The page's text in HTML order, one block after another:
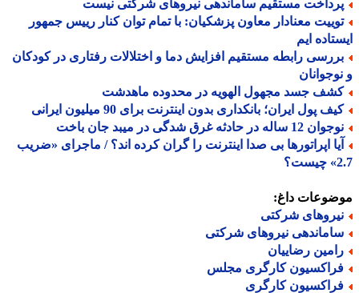
مستقیم ساماندهی نیروهای شرکتی نیست
معنادار معاون پزشکیان: با تمام توان کنار رییس جمهور
ایم
رابطه مستقیم افزایش دما و اختلالات رفتاری در کودکان
جسد مجهول الهویه در محدوده ماهدشت
پول ایران؛ بانکداری بدون اینترنت برای 90 میلیون ایرانی
ساله در حادثه غرق شدگی در میبد جان باخت
اپراتورها بی صدا اینترنت را گران کرده اند؟ / ماجرای «ضریب
داغ:
شرکتی
نیروهای شرکتی
رضاییان
کارگری مجلس
کارگری